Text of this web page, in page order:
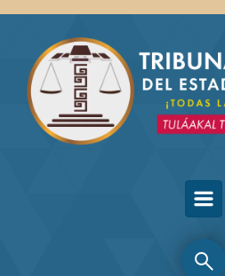
Skip to main content